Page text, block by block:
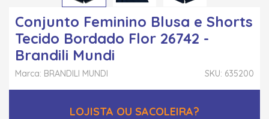
Conjunto Feminino Blusa e Shorts
Tecido Bordado Flor 26742 -
Brandili Mundi
SKU: 635200
Marca: BRANDILI MUNDI
LOJISTA OU SACOLEIRA?